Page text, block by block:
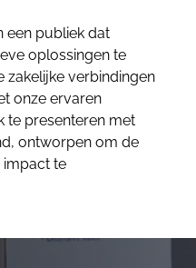
een publiek dat
oplossingen te
zakelijke verbindingen
onze ervaren
te presenteren met
ontworpen om de
impact te